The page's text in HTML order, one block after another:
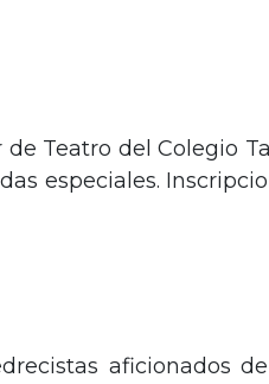
Teatro del Colegio
especiales.
aficionados